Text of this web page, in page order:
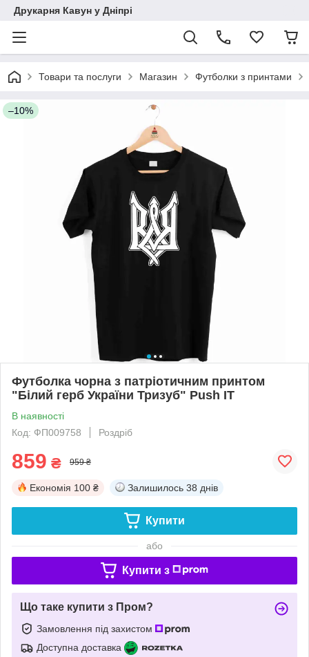
Друкарня Кавун у Дніпрі
Товари та послуги Магазин Футболки з принтами
–10%
Футболка чорна з патріотичним принтом
"Білий герб України Тризуб" Push IT
В наявності
Код: ФП009758
Роздріб
859 ₴ 959 ₴
Економія 100 ₴ Залишилось 38 днів
Купити
або
Купити з
Що таке купити з Пром?
Замовлення під захистом
Доступна доставка